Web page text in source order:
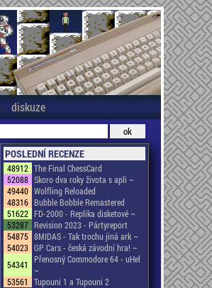
diskuze
POSLEDNÍ RECENZE
48912 The Final ChessCard
52088 Skoro dva roky života s apli ~
49440 Wolfling Reloaded
48316 Bubble Bobble Remastered
51622 FD-2000 - Replika disketové ~
53287 Revision 2023 - Pártyreport
54875 8MIDAS - Tak trochu jiná ark ~
54023 GP Cars - česká závodní hra! ~
54341
Přenosný Commodore 64 - uHel
~
53561
Tupouni 1 a Tupouni 2